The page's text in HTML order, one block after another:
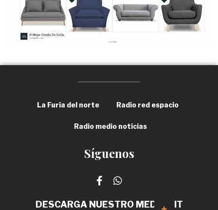
La Furia del norte Radio red espacio
Radio medio noticias
Síguenos
DESCARGA NUESTRO MEDIA KIT